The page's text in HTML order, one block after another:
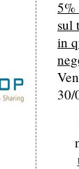
5%
sul
in
30/